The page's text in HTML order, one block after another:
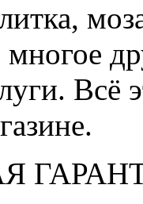
многое
Всё